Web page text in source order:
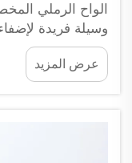
الواح الرملي
وسيلة فريدة
وهي مصنوعة من
ليست عملية
ويمكنك نقش
عرض المزيد